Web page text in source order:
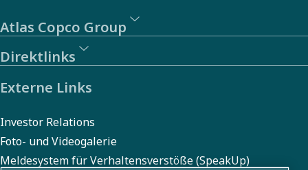
Atlas Copco Group
Direktlinks
Externe Links
Investor Relations
Foto- und Videogalerie
Meldesystem für Verhaltensverstöße (SpeakUp)